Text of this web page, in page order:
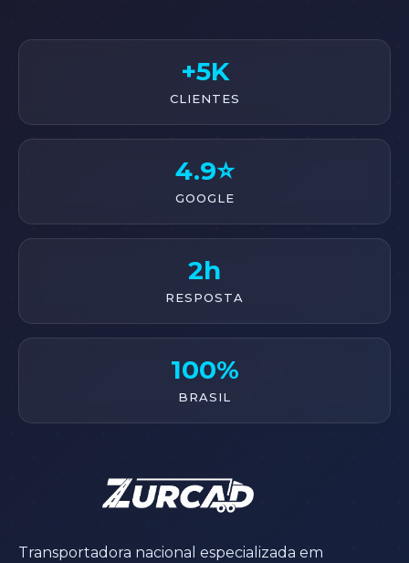
+5K
CLIENTES
4.9⭐
GOOGLE
2h
RESPOSTA
100%
BRASIL
Transportadora nacional especializada em